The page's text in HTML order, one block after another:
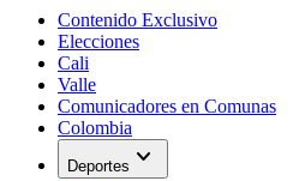
Contenido Exclusivo
Elecciones
Cali
Valle
Comunicadores en Comunas
Colombia
Deportes expand_more